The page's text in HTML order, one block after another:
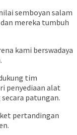
semboyan salam
mereka tumbuh
kami berswadaya
tim
penyediaan alat
patungan.
pertandingan